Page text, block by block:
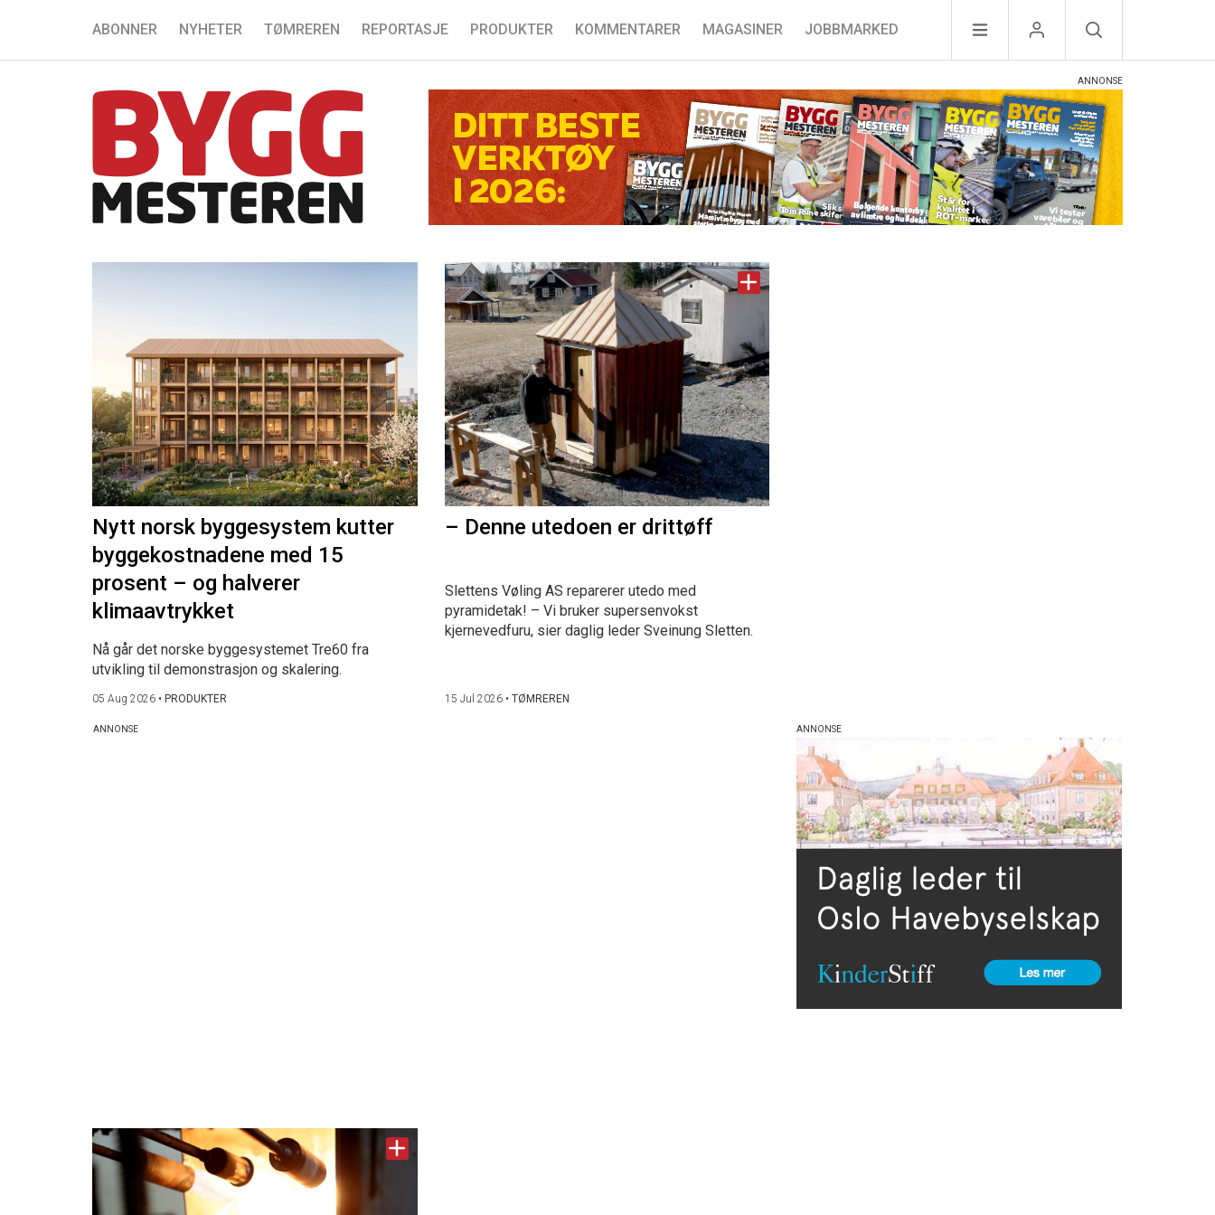
ABONNER NYHETER TØMREREN REPORTASJE PRODUKTER KOMMENTARER MAGASINER JOBBMARKED
Nytt norsk byggesystem kutter
byggekostnadene med 15
prosent – og halverer
klimaavtrykket
Nå går det norske byggesystemet Tre60 fra
utvikling til demonstrasjon og skalering.
05 Aug 2026 • PRODUKTER
– Denne utedoen er drittøff
Slettens Vøling AS reparerer utedo med
pyramidetak! – Vi bruker supersenvokst
kjernevedfuru, sier daglig leder Sveinung Sletten.
15 Jul 2026• TØMREREN